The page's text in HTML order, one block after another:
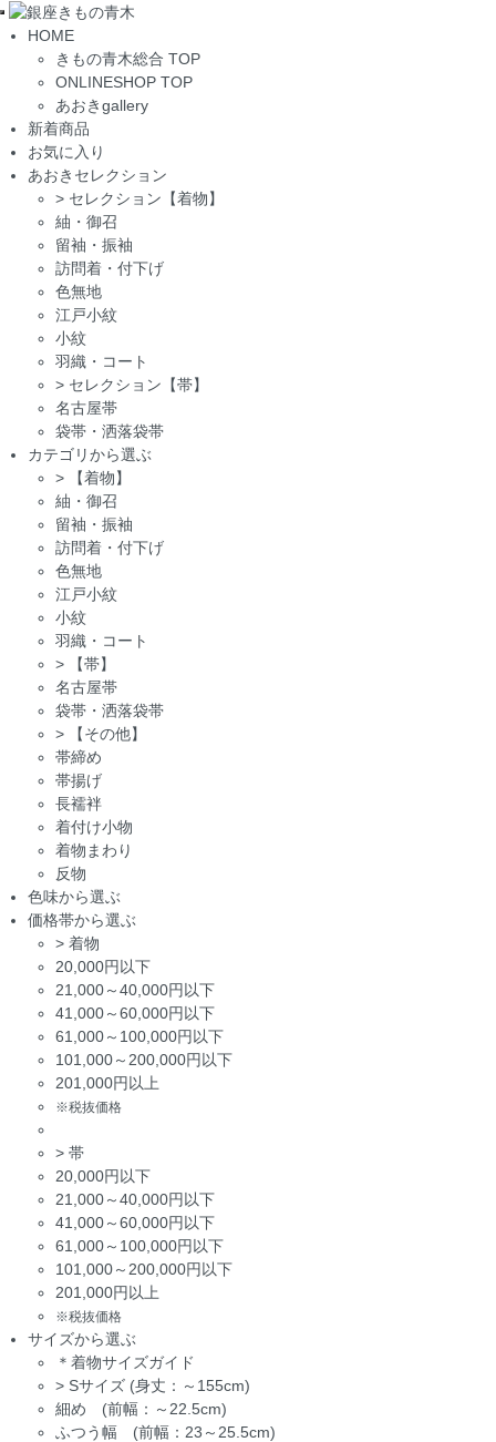
Toggle
navigation
HOME
きもの青木総合 TOP
ONLINESHOP TOP
あおきgallery
新着商品
お気に入り
あおきセレクション
> セレクション【着物】
紬・御召
留袖・振袖
訪問着・付下げ
色無地
江戸小紋
小紋
羽織・コート
> セレクション【帯】
名古屋帯
袋帯・洒落袋帯
カテゴリから選ぶ
>
【着物】
紬・御召
留袖・振袖
訪問着・付下げ
色無地
江戸小紋
小紋
羽織・コート
>
【帯】
名古屋帯
袋帯・洒落袋帯
>
【その他】
帯締め
帯揚げ
長襦袢
着付け小物
着物まわり
反物
色味から選ぶ
価格帯から選ぶ
> 着物
20,000円以下
21,000～40,000円以下
41,000～60,000円以下
61,000～100,000円以下
101,000～200,000円以下
201,000円以上
※税抜価格
> 帯
20,000円以下
21,000～40,000円以下
41,000～60,000円以下
61,000～100,000円以下
101,000～200,000円以下
201,000円以上
※税抜価格
サイズから選ぶ
＊着物サイズガイド
> Sサイズ (身丈：～155cm)
細め (前幅：～22.5cm)
ふつう幅 (前幅：23～25.5cm)